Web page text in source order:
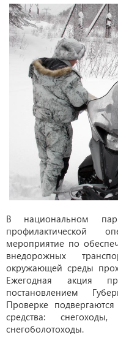
В национальном
профилактической
мероприятие по
внедорожных
окружающей среды
Ежегодная акция
постановлением
Проверке
средства:
снегоболотоходы.